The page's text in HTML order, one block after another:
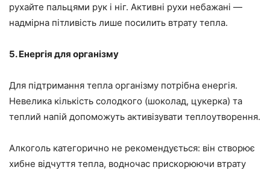
рухайте пальцями рук і ніг. Активні рухи небажані —
надмірна пітливість лише посилить втрату тепла.
5. Енергія для організму
Для підтримання тепла організму потрібна енергія.
Невелика кількість солодкого (шоколад, цукерка) та
теплий напій допоможуть активізувати теплоутворення.
Алкоголь категорично не рекомендується: він створює
хибне відчуття тепла, водночас прискорюючи втрату